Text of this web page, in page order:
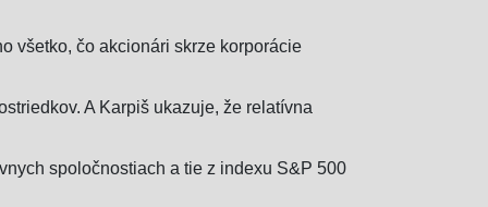
všetko, čo akcionári skrze korporácie
A Karpiš ukazuje, že relatívna
spoločnostiach a tie z indexu S&P 500